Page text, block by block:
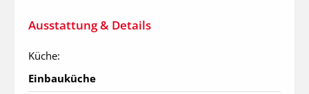
Ausstattung & Details
Küche:
Einbauküche